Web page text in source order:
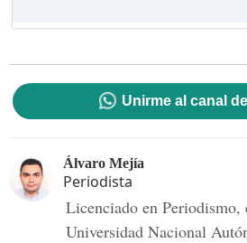
Unirme al canal
Álvaro Mejía
Periodista
Licenciado en Periodismo,
Universidad Nacional